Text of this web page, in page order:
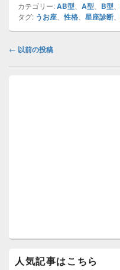
カテゴリー:AB型 A型 B型
タグ: うお座 、性格 星座診断
投← 以前の投稿
リ
人気記事はこちら